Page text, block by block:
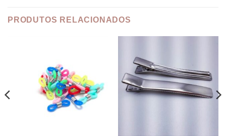
PRODUTOS RELACIONADOS